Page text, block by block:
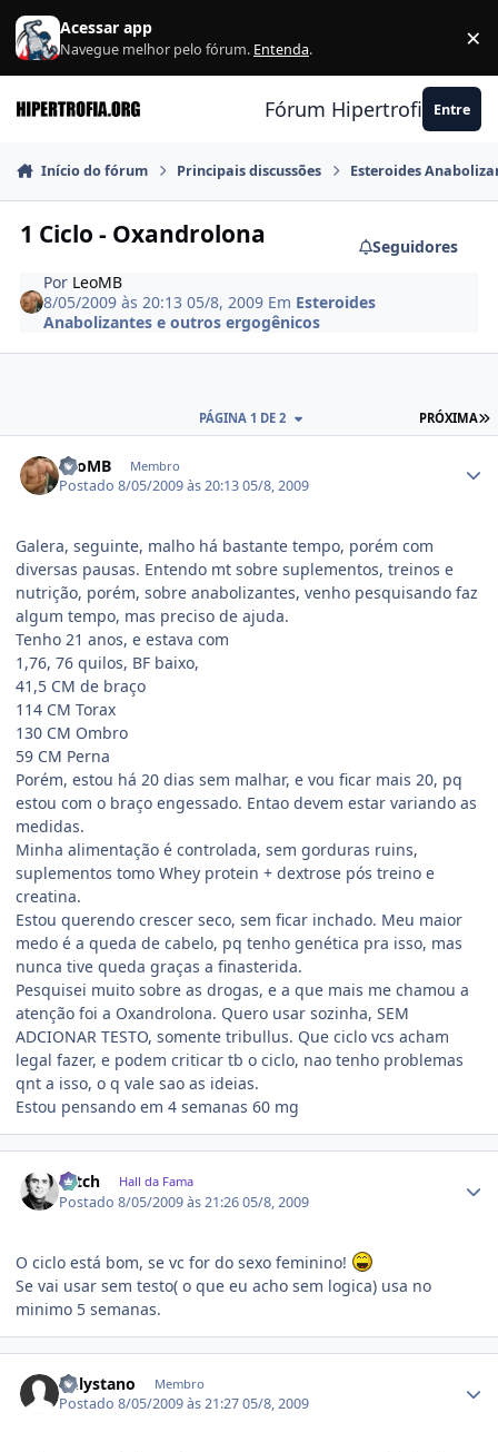
Ir para conteúdo
Acessar app
Navegue melhor pelo fórum. Entenda. ×
Fórum Hipertrofia.org
Entre
Início do fórum Principais discussões Esteroides
1 Ciclo - Oxandrolona
Seguidores
Por LeoMB
8/05/2009 às 20:1305/8, 2009 Em Esteroides
Anabolizantes e outros ergogênicos
PRÓXIMA
PÁGINA 1 DE 2
LeoMB Membro
Postado8/05/2009 às 20:1305/8, 2009
Galera, seguinte, malho há bastante tempo, porém com
diversas pausas. Entendo mt sobre suplementos, treinos e
nutrição, porém, sobre anabolizantes, venho pesquisando faz
algum tempo, mas preciso de ajuda.
Tenho 21 anos, e estava com
1,76, 76 quilos, BF baixo,
41,5 CM de braço
114 CM Torax
130 CM Ombro
59 CM Perna
Porém, estou há 20 dias sem malhar, e vou ficar mais 20, pq
estou com o braço engessado. Entao devem estar variando as
medidas.
Minha alimentação é controlada, sem gorduras ruins,
suplementos tomo Whey protein + dextrose pós treino e
creatina.
Estou querendo crescer seco, sem ficar inchado. Meu maior
medo é a queda de cabelo, pq tenho genética pra isso, mas
nunca tive queda graças a finasterida.
Pesquisei muito sobre as drogas, e a que mais me chamou a
atenção foi a Oxandrolona. Quero usar sozinha, SEM
ADCIONAR TESTO, somente tribullus. Que ciclo vcs acham
legal fazer, e podem criticar tb o ciclo, nao tenho problemas
qnt a isso, o q vale sao as ideias.
Estou pensando em 4 semanas 60 mg
Hitch Hall da Fama
Postado8/05/2009 às 21:2605/8, 2009
O ciclo está bom, se vc for do sexo feminino!
Se vai usar sem testo( o que eu acho sem logica) usa no
minimo 5 semanas.
onlystano Membro
Postado8/05/2009 às 21:2705/8, 2009